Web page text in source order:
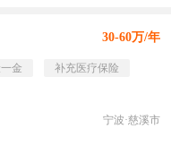
30-60万/年
金
补充医疗保险
宁波·慈溪市